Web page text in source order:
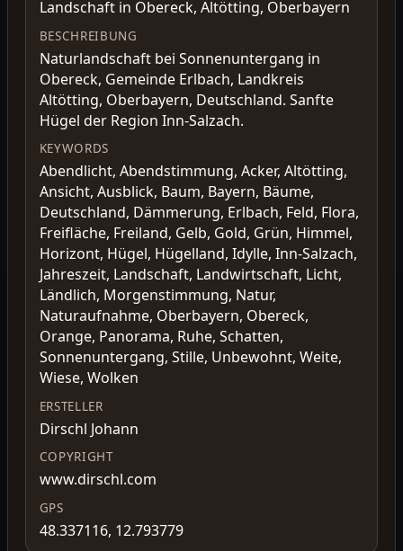
Landschaft in Obereck, Altötting, Oberbayern
BESCHREIBUNG
Naturlandschaft bei Sonnenuntergang in
Obereck, Gemeinde Erlbach, Landkreis
Altötting, Oberbayern, Deutschland. Sanfte
Hügel der Region Inn-Salzach.
KEYWORDS
Abendlicht, Abendstimmung, Acker, Altötting,
Ansicht, Ausblick, Baum, Bayern, Bäume,
Deutschland, Dämmerung, Erlbach, Feld, Flora,
Freifläche, Freiland, Gelb, Gold, Grün, Himmel,
Horizont, Hügel, Hügelland, Idylle, Inn-Salzach,
Jahreszeit, Landschaft, Landwirtschaft, Licht,
Ländlich, Morgenstimmung, Natur,
Naturaufnahme, Oberbayern, Obereck,
Orange, Panorama, Ruhe, Schatten,
Sonnenuntergang, Stille, Unbewohnt, Weite,
Wiese, Wolken
ERSTELLER
Dirschl Johann
COPYRIGHT
www.dirschl.com
GPS
48.337116, 12.793779